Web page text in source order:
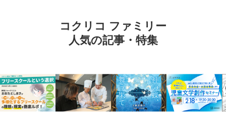
コクリコ ファミリー
人気の記事・特集